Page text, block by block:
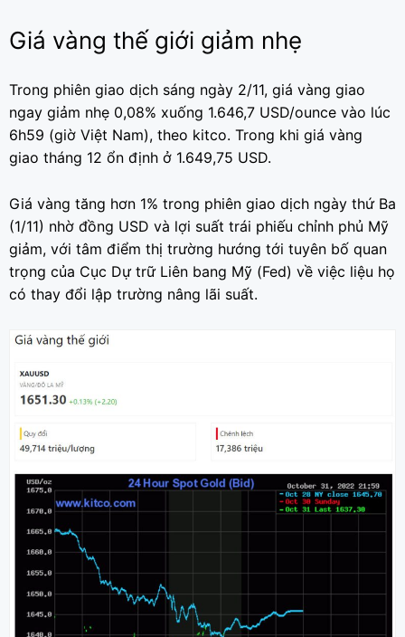
Giá vàng thế giới giảm nhẹ
Trong phiên giao dịch sáng ngày 2/11, giá vàng giao
ngay giảm nhẹ 0,08% xuống 1.646,7 USD/ounce vào lúc
6h59 (giờ Việt Nam), theo kitco. Trong khi giá vàng
giao tháng 12 ổn định ở 1.649,75 USD.
Giá vàng tăng hơn 1% trong phiên giao dịch ngày thứ Ba
(1/11) nhờ đồng USD và lợi suất trái phiếu chỉnh phủ Mỹ
giảm, với tâm điểm thị trường hướng tới tuyên bố quan
trọng của Cục Dự trữ Liên bang Mỹ (Fed) về việc liệu họ
có thay đổi lập trường nâng lãi suất.